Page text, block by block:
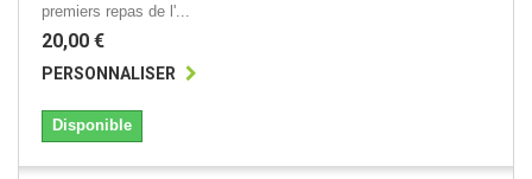
premiers repas de l'...
20,00 €
PERSONNALISER
Disponible